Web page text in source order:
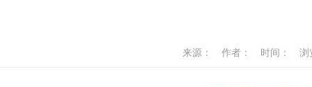
来源： 作者： 时间： 浏